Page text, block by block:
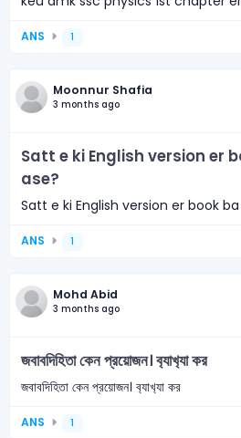
ANS 1
Moonnur Shafia
3 months ago
Satt e ki English version er
ase?
Satt e ki English version er book
ANS 1
Mohd Abid
3 months ago
জবাবদিহিতা কেন প্রয়োজন। ব‍্যাখ‍্যা কর
জবাবদিহিতা কেন প্রয়োজন। ব‍্যাখ‍্যা কর
ANS 1